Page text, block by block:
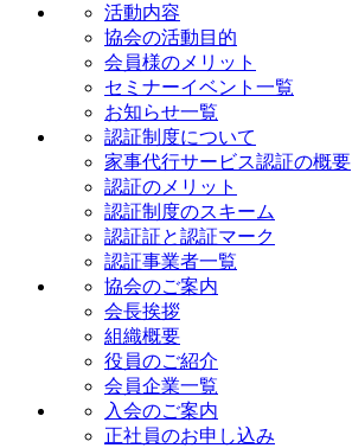
活動内容
協会の活動目的
会員様のメリット
セミナーイベント一覧
お知らせ一覧
認証制度について
家事代行サービス認証の概要
認証のメリット
認証制度のスキーム
認証証と認証マーク
認証事業者一覧
協会のご案内
会長挨拶
組織概要
役員のご紹介
会員企業一覧
入会のご案内
正社員のお申し込み